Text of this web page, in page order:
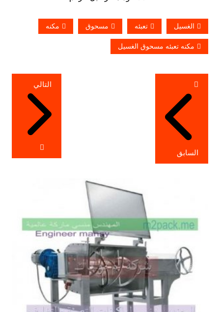
الغسيل تعبئه مسحوق مكنه
مكنه تعبئه مسحوق الغسيل
تصفّح
المقالات
السابق
التالي